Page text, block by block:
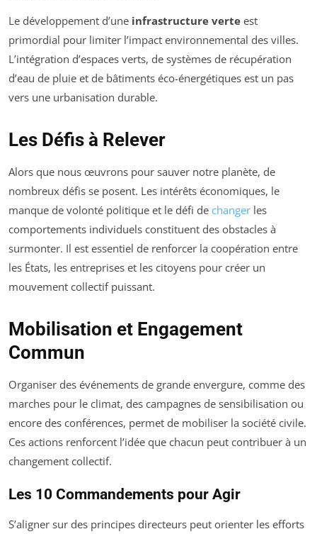
Le développement d’une infrastructure verte est
primordial pour limiter l’impact environnemental des villes.
L’intégration d’espaces verts, de systèmes de récupération
d’eau de pluie et de bâtiments éco-énergétiques est un pas
vers une urbanisation durable.
Les Défis à Relever
Alors que nous œuvrons pour sauver notre planète, de
nombreux défis se posent. Les intérêts économiques, le
manque de volonté politique et le défi de changer les
comportements individuels constituent des obstacles à
surmonter. Il est essentiel de renforcer la coopération entre
les États, les entreprises et les citoyens pour créer un
mouvement collectif puissant.
Mobilisation et Engagement
Commun
Organiser des événements de grande envergure, comme des
marches pour le climat, des campagnes de sensibilisation ou
encore des conférences, permet de mobiliser la société civile.
Ces actions renforcent l’idée que chacun peut contribuer à un
changement collectif.
Les 10 Commandements pour Agir
S’aligner sur des principes directeurs peut orienter les efforts